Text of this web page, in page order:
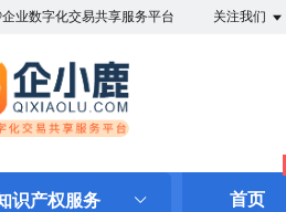
业数字化交易共享服务平台 关注我们
识产权服务 首页